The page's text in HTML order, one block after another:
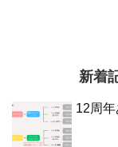
新着
12周年